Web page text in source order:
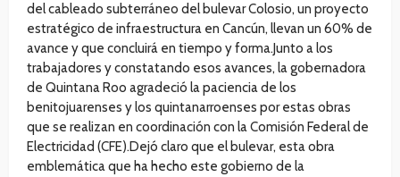
del cableado subterráneo del bulevar Colosio, un proyecto
estratégico de infraestructura en Cancún, llevan un 60% de
avance y que concluirá en tiempo y forma.Junto a los
trabajadores y constatando esos avances, la gobernadora
de Quintana Roo agradeció la paciencia de los
benitojuarenses y los quintanarroenses por estas obras
que se realizan en coordinación con la Comisión Federal de
Electricidad (CFE).Dejó claro que el bulevar, esta obra
emblemática que ha hecho este gobierno de la